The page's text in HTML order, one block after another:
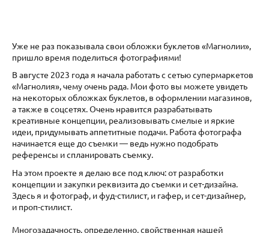
Уже не раз показывала свои обложки буклетов «Магнолии»,
пришло время поделиться фотографиями!
В августе 2023 года я начала работать с сетью супермаркетов
«Магнолия», чему очень рада. Мои фото вы можете увидеть
на некоторых обложках буклетов, в оформлении магазинов,
а также в соцсетях. Очень нравится разрабатывать
креативные концепции, реализовывать смелые и яркие
идеи, придумывать аппетитные подачи. Работа фотографа
начинается еще до съемки — ведь нужно подобрать
референсы и спланировать съемку.
На этом проекте я делаю все под ключ: от разработки
концепции и закупки реквизита до съемки и сет-дизайна.
Здесь я и фотограф, и фуд-стилист, и гафер, и сет-дизайнер,
и проп-стилист.
Многозадачность, определенно, свойственная нашей